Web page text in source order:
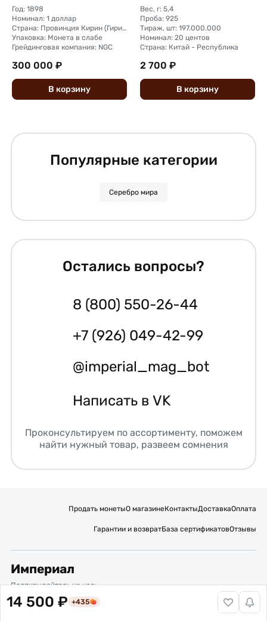
14 500 ₽ +435
Год: 1898
Номинал: 1 доллар
Страна: Провинция Кирин (Гирин) Китай
Упаковка: Монета в слабе
Грейдинговая компания: NGC
300 000 ₽
В корзину
Вес, г: 5,4
Проба: 925
Тираж, шт: 197.000.000
Номинал: 20 центов
Страна: Китай - Республика
2 700 ₽
В корзину
Популярные категории
Серебро мира
Остались вопросы?
8 (800) 550-26-44
+7 (926) 049-42-99
@imperial_mag_bot
Написать в VK
Проконсультируем по ассортименту, поможем
найти нужный товар, развеем сомнения
Продать монетыО магазинеКонтактыДоставкаОплата
Гарантии и возвратБаза сертификатовОтзывы
Империал
Подписывайтесь на нас:
Вакансии